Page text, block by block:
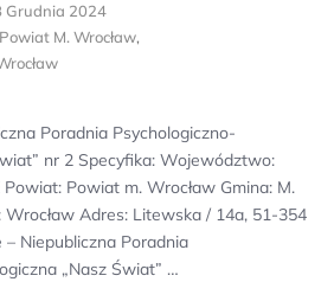
Grudnia 2024
Powiat M. Wrocław,
Poradnia Psychologiczno-
nr 2 Specyfika: Województwo:
Powiat m. Wrocław Gmina: M.
Wrocław Adres: Litewska / 14a, 51-354
Niepubliczna Poradnia
„Nasz Świat” …